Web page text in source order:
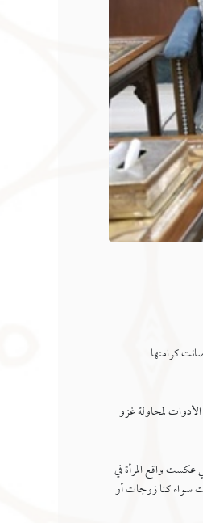
كرامتها
لمحاولة غزو
عكست واقع المرأة في
سواء كنا زوجات أو